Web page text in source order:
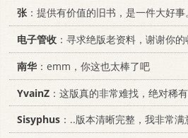
张：提供有价值的旧书，是一件大好事。
电子管收 ：寻求绝版老资料，谢谢你的
南华：emm，你这也太棒了吧
YvainZ ：这版真的非常难找，绝对稀
Sisyphus ：..版本清晰完整，我非常满意。